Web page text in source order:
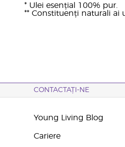
* Ulei esențial 100% pur.
** Constituenți naturali ai
CONTACTAȚI-NE
Young Living Blog
Cariere